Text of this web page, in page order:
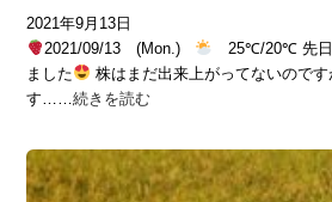
2021年9月13日
2021/09/13 (Mon.)
25℃/20℃ 先日
ました
株はまだ出来上がってないので
す……続きを読む